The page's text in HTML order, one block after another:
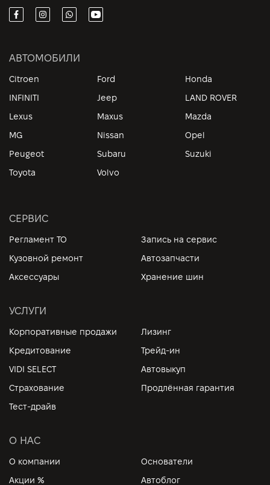
АВТОМОБИЛИ
Citroen Ford
Honda
INFINITI
Jeep
LAND ROVER
Lexus
Maxus
Mazda
MG
Nissan
Opel
Peugeot
Subaru
Suzuki
Toyota
Volvo
СЕРВИС
Регламент ТО
Запись на сервис
Кузовной ремонт
Автозапчасти
Аксессуары
Хранение шин
УСЛУГИ
Корпоративные продажи
Лизинг
Кредитование
Трейд-ин
VIDI SELECT
Автовыкуп
Страхование
Продлённая гарантия
Тест-драйв
О НАС
О компании
Основатели
Акции %
Автоблог